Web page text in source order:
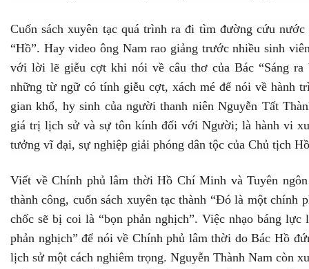
Cuốn sách xuyên tạc quá trình ra đi tìm đường cứu
“Hồ”. Hay video ông Nam rao giảng trước nhiều sinh
với lời lẽ giễu cợt khi nói về câu thơ của Bác “Sáng ra
những từ ngữ có tính giễu cợt, xách mé để nói về hành
gian khổ, hy sinh của người thanh niên Nguyễn Tất
giá trị lịch sử và sự tôn kính đối với Người; là hành vi
tưởng vĩ đại, sự nghiệp giải phóng dân tộc của Chủ tịch
Viết về Chính phủ lâm thời Hồ Chí Minh và Tuyên ngôn
thành công, cuốn sách xuyên tạc thành “Đó là một chính
chốc sẽ bị coi là “bọn phản nghịch”. Việc nhạo báng lực
phản nghịch” để nói về Chính phủ lâm thời do Bác Hồ
lịch sử một cách nghiêm trọng. Nguyễn Thành Nam còn